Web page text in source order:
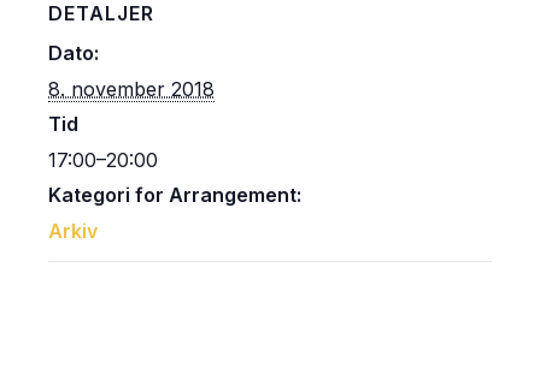
DETALJER
Dato:
8. november 2018
Tid
17:00–20:00
Kategori for Arrangement:
Arkiv